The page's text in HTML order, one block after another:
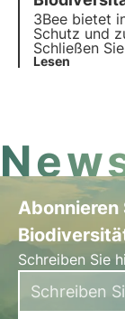
3Bee bietet
Schutz und
Schließen
Sie, wie
Lesen
Abonnieren
Schreiben Sie